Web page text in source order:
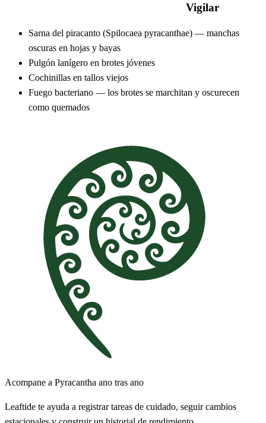
Vigilar
Sarna del piracanto (Spilocaea pyracanthae) — manchas
oscuras en hojas y bayas
Pulgón lanígero en brotes jóvenes
Cochinillas en tallos viejos
Fuego bacteriano — los brotes se marchitan y oscurecen
como quemados
Acompane a Pyracantha ano tras ano
Leaftide te ayuda a registrar tareas de cuidado, seguir cambios